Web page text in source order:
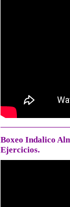
Boxeo Indalico
Ejercicios.